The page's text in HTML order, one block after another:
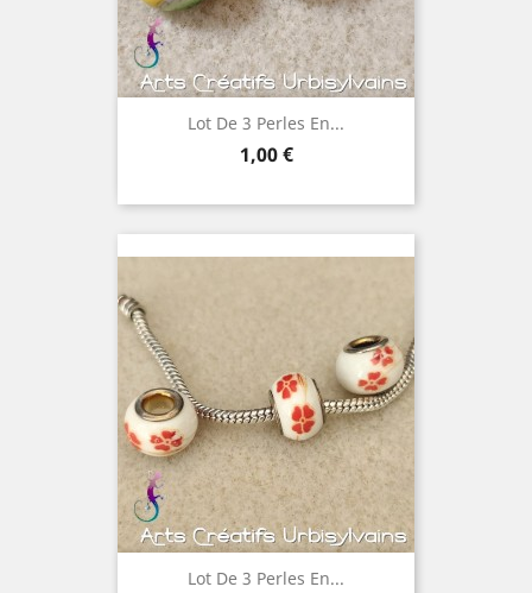
Lot De 3 Perles En...
Prix
1,00 €
Lot De 3 Perles En...